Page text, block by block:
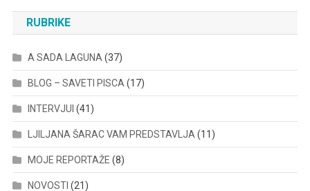
RUBRIKE
A SADA LAGUNA (37)
BLOG – SAVETI PISCA (17)
INTERVJUI (41)
LJILJANA ŠARAC VAM PREDSTAVLJA (11)
MOJE REPORTAŽE (8)
NOVOSTI (21)